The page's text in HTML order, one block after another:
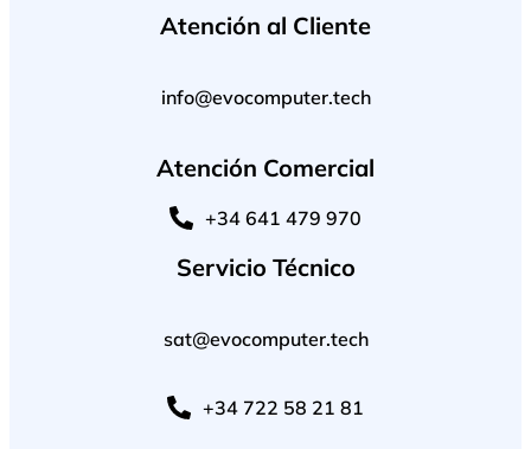
Atención al Cliente
info@evocomputer.tech
Atención Comercial
+34 641 479 970
Servicio Técnico
sat@evocomputer.tech
+34 722 58 21 81